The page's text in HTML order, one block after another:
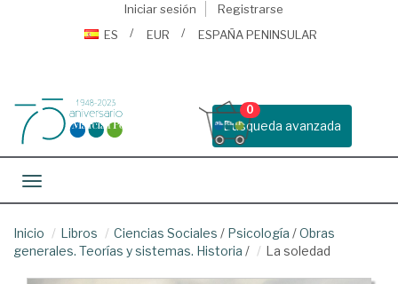
Iniciar sesión
Registrarse
ES
EUR ESPAÑA PENINSULAR
Busqueda avanzada
0
Toggle navigation
Inicio Libros Ciencias Sociales / Psicología /Obras
generales. Teorías y sistemas. Historia / La soledad